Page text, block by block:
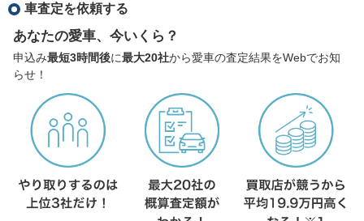
車査定を依頼する
あなたの愛車、今いくら？
申込み最短3時間後に最大20社から愛車の査定結果をWebでお知
らせ！